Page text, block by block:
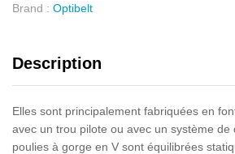
Brand : Optibelt
Description
Elles sont principalement fabriquées en
avec un trou pilote ou avec un système
poulies à gorge en V sont équilibrées